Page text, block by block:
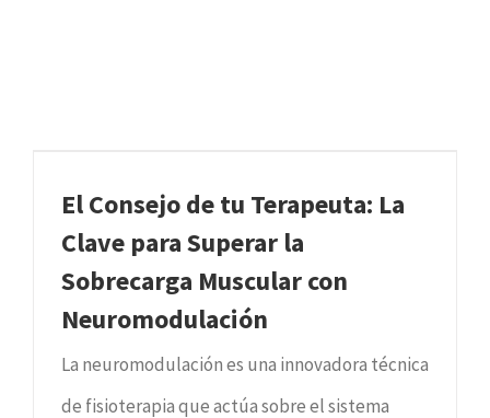
El Consejo de tu Terapeuta: La
Clave para Superar la
Sobrecarga Muscular con
Neuromodulación
La neuromodulación es una innovadora técnica
de fisioterapia que actúa sobre el sistema